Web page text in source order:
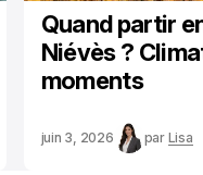
Quand partir
Niévès ?
moments
juin 3, 2026 par Lisa